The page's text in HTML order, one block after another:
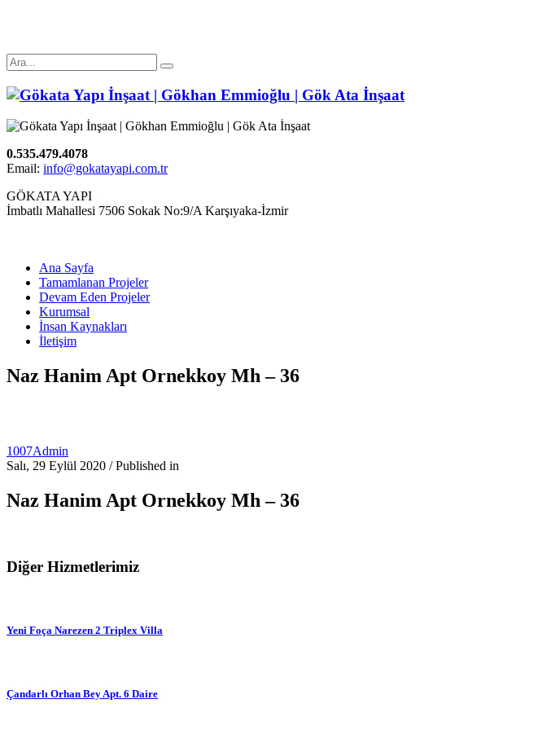
0.535.479.4078
Email: info@gokatayapi.com.tr
GÖKATA YAPI
İmbatlı Mahallesi 7506 Sokak No:9/A Karşıyaka-İzmir
Ana Sayfa
Tamamlanan Projeler
Devam Eden Projeler
Kurumsal
İnsan Kaynakları
İletişim
Naz Hanim Apt Ornekkoy Mh – 36
1007Admin
Salı, 29 Eylül 2020 /Published in
Naz Hanim Apt Ornekkoy Mh – 36
Diğer Hizmetlerimiz
Yeni Foça Narezen 2 Triplex Villa
Çandarlı Orhan Bey Apt. 6 Daire